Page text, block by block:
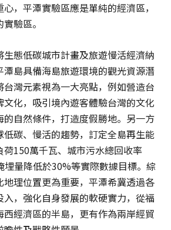
，平潭實驗區應是單純的經濟區，
驗區。
態低碳城市計畫及旅遊慢活經濟納
潭島具備海島旅遊環境的觀光資源潛
灣元素視為一大亮點，例如營造台
化，吸引境內遊客體驗台灣的文化
的自然條件，打造度假勝地。另一方
低碳、慢活的趨勢，訂定全島再生能
荷150萬千瓦、城市污水總回收率
埋量降低於30%等實際數據目標。綜
地理位置更為重要，平潭希冀透過各
，強化自身發展的軟硬實力，從福
經濟區的半島，更有作為兩岸經貿